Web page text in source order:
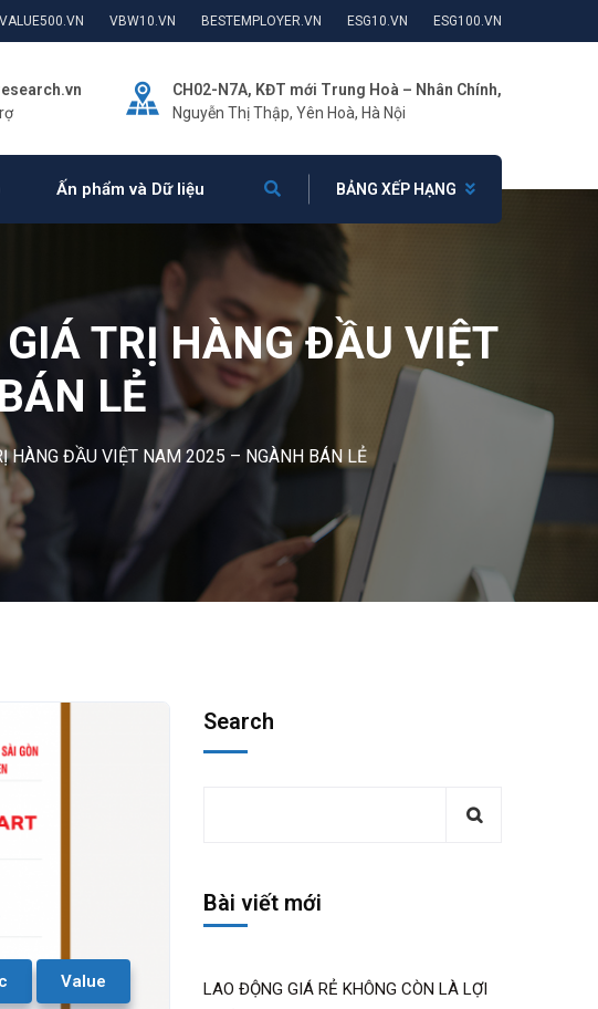
VALUE500.VN VBW10.VN BESTEMPLOYER.VN ESG10.VN ESG100.VN
CH02-N7A, KĐT mới Trung Hoà – Nhân Chính,
Nguyễn Thị Thập, Yên Hoà, Hà Nội
Ấn phẩm và Dữ liệu BẢNG XẾP HẠNG
TRỊ HÀNG ĐẦU VIỆT
LẺ
HÀNG ĐẦU VIỆT NAM 2025 – NGÀNH BÁN LẺ
Value
Search
Bài viết mới
LAO ĐỘNG GIÁ RẺ KHÔNG CÒN LÀ LỢI